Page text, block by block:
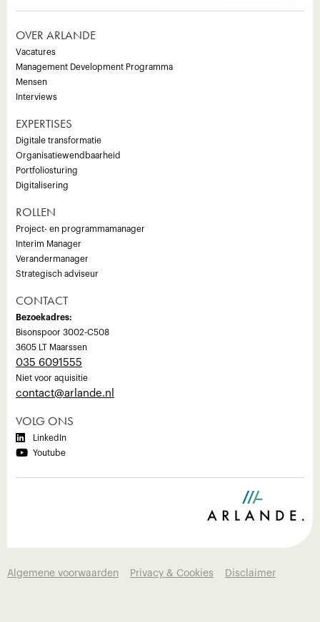
OVER ARLANDE
Vacatures
Management Development Programma
Mensen
Interviews
EXPERTISES
Digitale transformatie
Organisatiewendbaarheid
Portfoliosturing
Digitalisering
ROLLEN
Project- en programmamanager
Interim Manager
Verandermanager
Strategisch adviseur
CONTACT
Bezoekadres:
Bisonspoor 3002-C508
3605 LT Maarssen
035 6091555
Niet voor aquisitie
‍contact@arlande.nl
VOLG ONS
 LinkedIn
 Youtube
Algemene voorwaarden Privacy & Cookies Disclaimer